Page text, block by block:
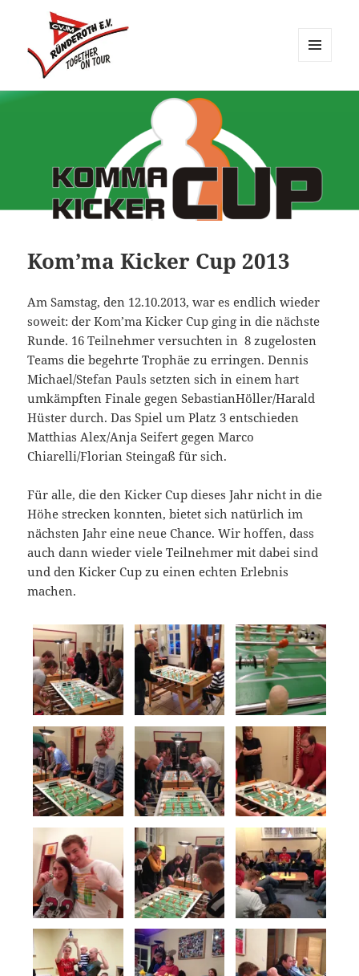
CVJM Ründeroth
WIDGETS
Kom’ma Kicker Cup 2013
Am Samstag, den 12.10.2013, war es endlich wieder
soweit: der Kom’ma Kicker Cup ging in die nächste
Runde. 16 Teilnehmer versuchten in 8 zugelosten
Teams die begehrte Trophäe zu erringen. Dennis
Michael/Stefan Pauls setzten sich in einem hart
umkämpften Finale gegen SebastianHöller/Harald
Hüster durch. Das Spiel um Platz 3 entschieden
Matthias Alex/Anja Seifert gegen Marco
Chiarelli/Florian Steingaß für sich.
Für alle, die den Kicker Cup dieses Jahr nicht in die
Höhe strecken konnten, bietet sich natürlich im
nächsten Jahr eine neue Chance. Wir hoffen, dass
auch dann wieder viele Teilnehmer mit dabei sind
und den Kicker Cup zu einen echten Erlebnis
machen.